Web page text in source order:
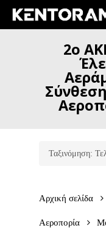
Skip
2ο
Αρχική σελίδα
Αεροπορία